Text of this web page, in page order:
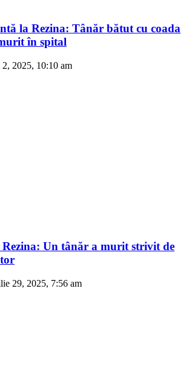
la Rezina: Tânăr bătut cu coada
în spital
2, 2025, 10:10 am
Rezina: Un tânăr a murit strivit de
29, 2025, 7:56 am